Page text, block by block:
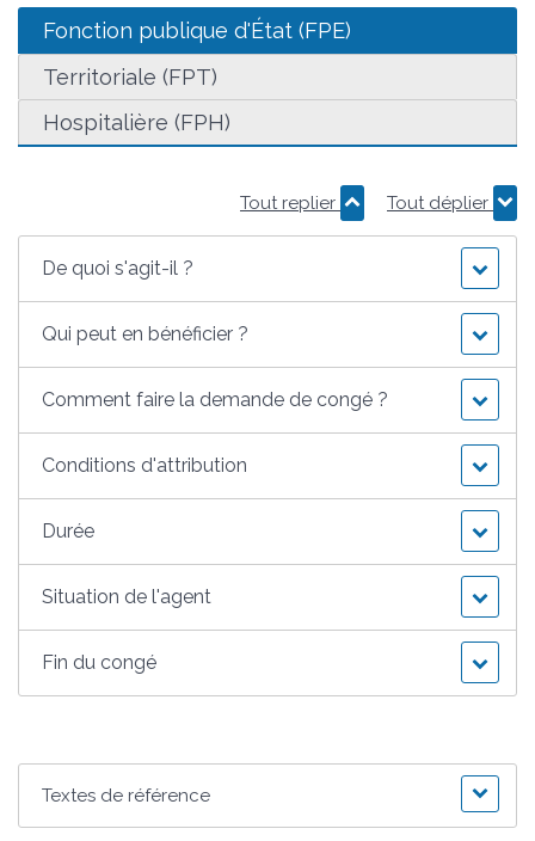
Fonction publique d'État (FPE)
Territoriale (FPT)
Hospitalière (FPH)
Tout replier Tout déplier
De quoi s'agit-il ?
Qui peut en bénéficier ?
Comment faire la demande de congé ?
Conditions d'attribution
Durée
Situation de l'agent
Fin du congé
Textes de référence